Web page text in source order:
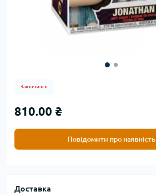
Закінчився
810.00 ₴
Повідомити про наявність
Доставка